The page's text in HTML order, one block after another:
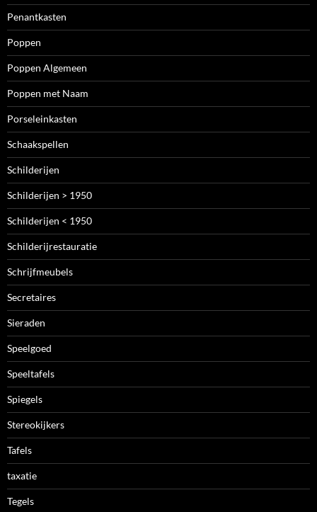
Penantkasten
Poppen
Poppen Algemeen
Poppen met Naam
Porseleinkasten
Schaakspellen
Schilderijen
Schilderijen > 1950
Schilderijen < 1950
Schilderijrestauratie
Schrijfmeubels
Secretaires
Sieraden
Speelgoed
Speeltafels
Spiegels
Stereokijkers
Tafels
taxatie
Tegels